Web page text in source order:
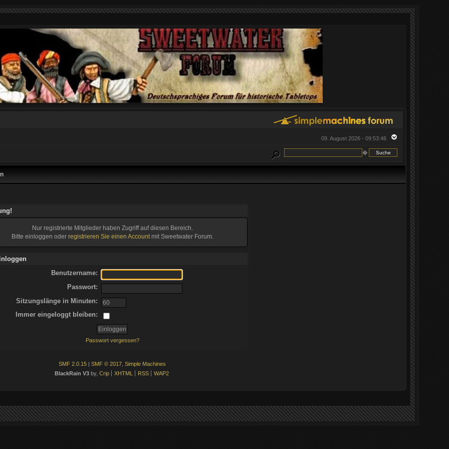
09. August 2026 - 09:53:46
�
Nur registrierte Mitglieder haben Zugriff auf diesen Bereich.
Bitte einloggen oder registrieren Sie einen Accountmit Sweetwater Forum.
Benutzername:
Passwort:
Sitzungslänge in Minuten:
Immer eingeloggt bleiben:
Passwort vergessen?
SMF 2.0.15 | SMF © 2017 Simple Machines
BlackRain V3 by, Crip XHTML RSS WAP2